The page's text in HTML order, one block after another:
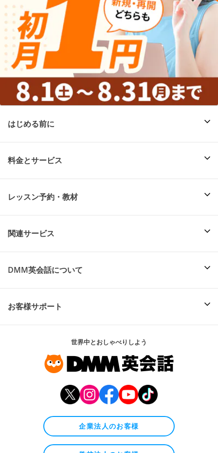
はじめる前に
料金とサービス
レッスン予約・教材
関連サービス
DMM英会話について
お客様サポート
世界中とおしゃべりしよう
企業法人のお客様